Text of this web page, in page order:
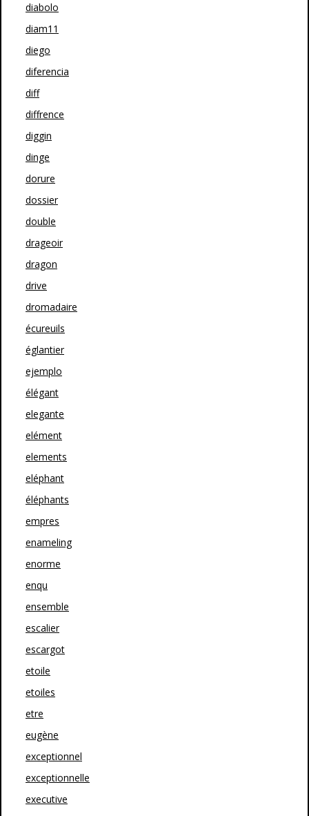
diabolo
diam11
diego
diferencia
diff
diffrence
diggin
dinge
dorure
dossier
double
drageoir
dragon
drive
dromadaire
écureuils
églantier
ejemplo
élégant
elegante
elément
elements
eléphant
éléphants
empres
enameling
enorme
enqu
ensemble
escalier
escargot
etoile
etoiles
etre
eugène
exceptionnel
exceptionnelle
executive